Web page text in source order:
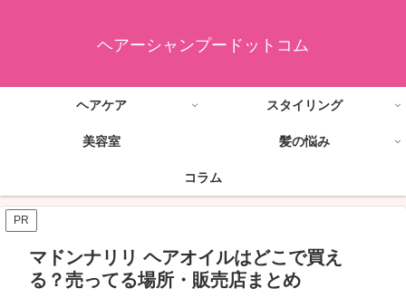
ヘアーシャンプードットコム
ヘアケア スタイリング
美容室 髪の悩み
コラム
PR
マドンナリリ ヘアオイルはどこで買え
る？売ってる場所・販売店まとめ